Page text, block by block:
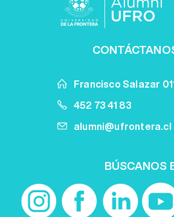
Francisco Salazar
452 73 41 83
alumni@ufrontera.cl
BÚSCANOS